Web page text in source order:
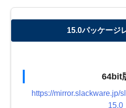
15.0パッケージ
64bit
https://mirror.slackware.jp/
15.0